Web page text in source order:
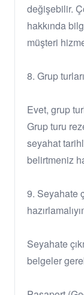
değişebilir.
hakkında
müşteri
8. Grup
Evet, grup
Grup turu
seyahat
belirtmeniz
9. Seyahate
Seyahate
belgeler